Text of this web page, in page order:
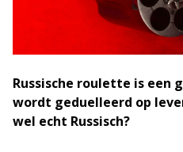
Russische roulette is een
wordt geduelleerd op
wel echt Russisch?